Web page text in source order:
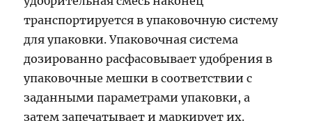
транспортируется в упаковочную систему
для упаковки. Упаковочная система
дозированно расфасовывает удобрения в
упаковочные мешки в соответствии с
заданными параметрами упаковки, а
затем запечатывает и маркирует их.